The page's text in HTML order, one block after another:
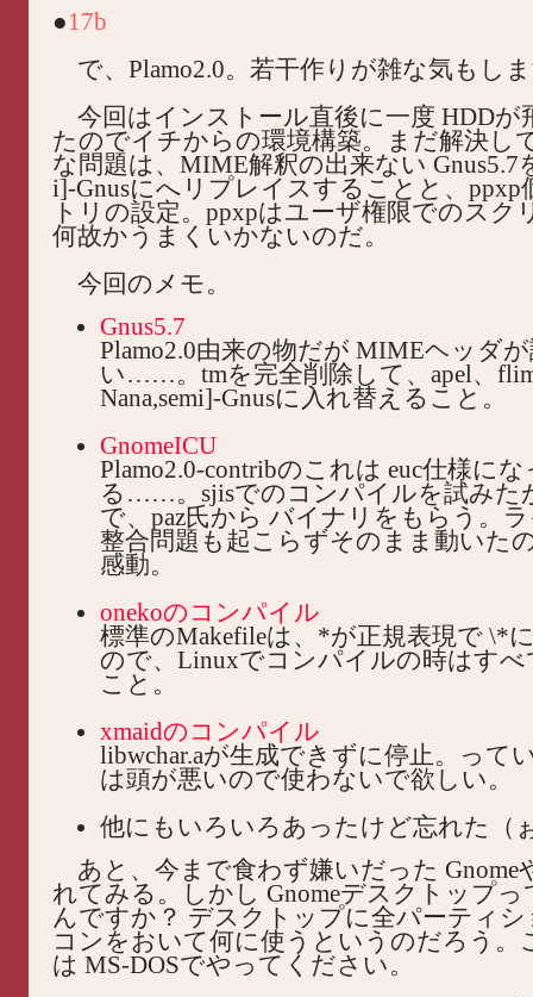
●17b
で、Plamo2.0。若干作りが雑な気もし
今回はインストール直後に一度 HDDが
たのでイチからの環境構築。まだ解決し
な問題は、MIME解釈の出来ない Gnus5.7
i]-Gnusにへリプレイスすることと、ppxp
トリの設定。ppxpはユーザ権限でのスク
何故かうまくいかないのだ。
今回のメモ。
Gnus5.7
Plamo2.0由来の物だが MIMEヘッダ
い……。tmを完全削除して、apel、
Nana,semi]-Gnusに入れ替えること。
GnomeICU
Plamo2.0-contribのこれは euc仕様に
る……。sjisでのコンパイルを試みた
で、paz氏から バイナリをもらう。
整合問題も起こらずそのまま動いた
感動。
onekoのコンパイル
標準のMakefileは、*が正規表現で \*
ので、Linuxでコンパイルの時はす
こと。
xmaidのコンパイル
libwchar.aが生成できずに停止。って
は頭が悪いので使わないで欲しい。
他にもいろいろあったけど忘れた（
あと、今まで食わず嫌いだった Gnome
れてみる。しかし Gnomeデスクトップ
んですか？ デスクトップに全パーティ
コンをおいて何に使うというのだろう。
は MS-DOSでやってください。